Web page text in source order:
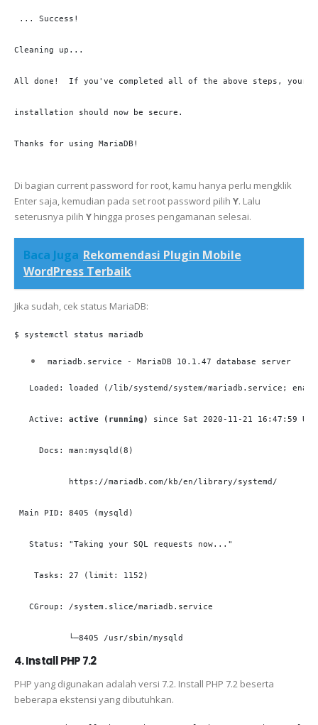
... Success!
Cleaning up...
All done!  If you've completed all of the above steps, your
installation should now be secure.
Thanks for using MariaDB!
Di bagian current password for root, kamu hanya perlu mengklik
Enter saja, kemudian pada set root password pilih Y. Lalu
seterusnya pilih Y hingga proses pengamanan selesai.
Baca Juga Rekomendasi Plugin Mobile
WordPress Terbaik
Jika sudah, cek status MariaDB:
$ systemctl status mariadb
mariadb.service - MariaDB 10.1.47 database server
Loaded: loaded (/lib/systemd/system/mariadb.service;
Active: active (running) since Sat 2020-11-21 16:47:59
Docs: man:mysqld(8)
https://mariadb.com/kb/en/library/systemd/
Main PID: 8405 (mysqld)
Status: "Taking your SQL requests now..."
Tasks: 27 (limit: 1152)
CGroup: /system.slice/mariadb.service
└─8405 /usr/sbin/mysqld
4. Install PHP 7.2
PHP yang digunakan adalah versi 7.2. Install PHP 7.2 beserta
beberapa ekstensi yang dibutuhkan.